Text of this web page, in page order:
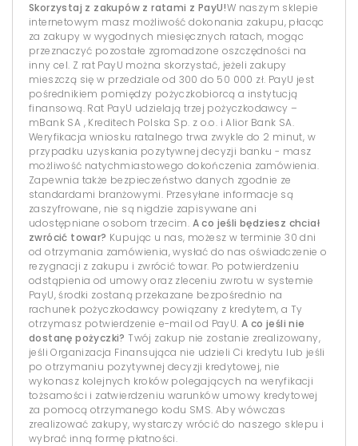
Skorzystaj z zakupów z ratami z PayU!W naszym sklepie
internetowym masz możliwość dokonania zakupu, płacąc
za zakupy w wygodnych miesięcznych ratach, mogąc
przeznaczyć pozostałe zgromadzone oszczędności na
inny cel. Z rat PayU można skorzystać, jeżeli zakupy
mieszczą się w przedziale od 300 do 50 000 zł. PayU jest
pośrednikiem pomiędzy pożyczkobiorcą a instytucją
finansową. Rat PayU udzielają trzej pożyczkodawcy –
mBank SA , Kreditech Polska Sp. z o.o. i Alior Bank SA.
Weryfikacja wniosku ratalnego trwa zwykle do 2 minut, w
przypadku uzyskania pozytywnej decyzji banku - masz
możliwość natychmiastowego dokończenia zamówienia.
Zapewnia także bezpieczeństwo danych zgodnie ze
standardami branżowymi. Przesyłane informacje są
zaszyfrowane, nie są nigdzie zapisywane ani
udostępniane osobom trzecim. A co jeśli będziesz chciał
zwrócić towar? Kupując u nas, możesz w terminie 30 dni
od otrzymania zamówienia, wysłać do nas oświadczenie o
rezygnacji z zakupu i zwrócić towar. Po potwierdzeniu
odstąpienia od umowy oraz zleceniu zwrotu w systemie
PayU, środki zostaną przekazane bezpośrednio na
rachunek pożyczkodawcy powiązany z kredytem, a Ty
otrzymasz potwierdzenie e-mail od PayU. A co jeśli nie
dostanę pożyczki? Twój zakup nie zostanie zrealizowany,
jeśli Organizacja Finansująca nie udzieli Ci kredytu lub jeśli
po otrzymaniu pozytywnej decyzji kredytowej, nie
wykonasz kolejnych kroków polegających na weryfikacji
tożsamości i zatwierdzeniu warunków umowy kredytowej
za pomocą otrzymanego kodu SMS. Aby wówczas
zrealizować zakupy, wystarczy wrócić do naszego sklepu i
wybrać inną formę płatności.